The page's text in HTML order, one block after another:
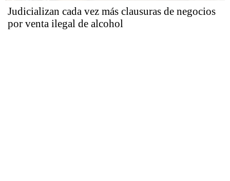
Judicializan cada vez más clausuras de negocios
por venta ilegal de alcohol